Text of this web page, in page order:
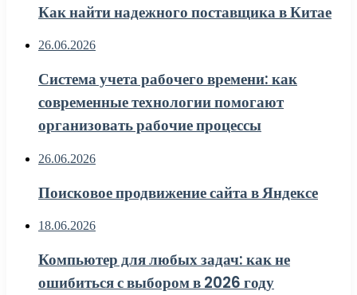
Как найти надежного поставщика в Китае
26.06.2026
Система учета рабочего времени: как
современные технологии помогают
организовать рабочие процессы
26.06.2026
Поисковое продвижение сайта в Яндексе
18.06.2026
Компьютер для любых задач: как не
ошибиться с выбором в 2026 году